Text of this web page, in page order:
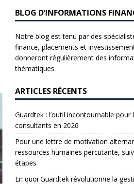
BLOG D’INFORMATIONS
Notre blog est tenu par des
finance, placements et
donneront régulièrement des
thématiques.
ARTICLES RÉCENTS
Guardtek : l’outil incontournable pour
consultants en 2026
Pour une lettre de motivation
ressources humaines percutante,
étapes
En quoi Guardtek révolutionne la